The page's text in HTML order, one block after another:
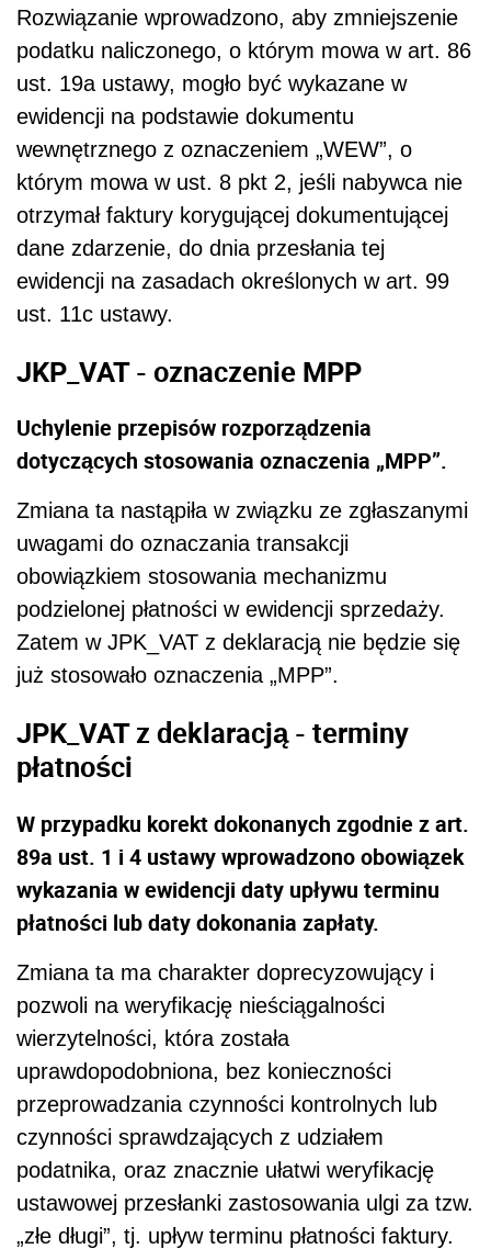
Rozwiązanie wprowadzono, aby zmniejszenie
podatku naliczonego, o którym mowa w art. 86
ust. 19a ustawy, mogło być wykazane w
ewidencji na podstawie dokumentu
wewnętrznego z oznaczeniem „WEW”, o
którym mowa w ust. 8 pkt 2, jeśli nabywca nie
otrzymał faktury korygującej dokumentującej
dane zdarzenie, do dnia przesłania tej
ewidencji na zasadach określonych w art. 99
ust. 11c ustawy.
JKP_VAT - oznaczenie MPP
Uchylenie przepisów rozporządzenia
dotyczących stosowania oznaczenia „MPP”.
Zmiana ta nastąpiła w związku ze zgłaszanymi
uwagami do oznaczania transakcji
obowiązkiem stosowania mechanizmu
podzielonej płatności w ewidencji sprzedaży.
Zatem w JPK_VAT z deklaracją nie będzie się
już stosowało oznaczenia „MPP”.
JPK_VAT z deklaracją - terminy
płatności
W przypadku korekt dokonanych zgodnie z art.
89a ust. 1 i 4 ustawy wprowadzono obowiązek
wykazania w ewidencji daty upływu terminu
płatności lub daty dokonania zapłaty.
Zmiana ta ma charakter doprecyzowujący i
pozwoli na weryfikację nieściągalności
wierzytelności, która została
uprawdopodobniona, bez konieczności
przeprowadzania czynności kontrolnych lub
czynności sprawdzających z udziałem
podatnika, oraz znacznie ułatwi weryfikację
ustawowej przesłanki zastosowania ulgi za tzw.
„złe długi”, tj. upływ terminu płatności faktury.